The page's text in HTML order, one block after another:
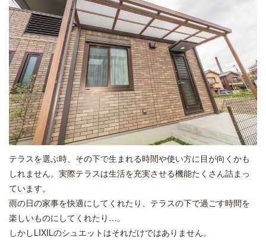
テラスを選ぶ時、その下で生まれる時間や使い方に目が向くかも
しれません。実際テラスは生活を充実させる機能たくさん詰まっ
ています。
雨の日の家事を快適にしてくれたり、テラスの下で過ごす時間を
楽しいものにしてくれたり…。
しかしLIXILのシュエットはそれだけではありません。